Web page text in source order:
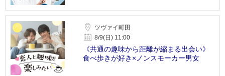
ツヴァイ町田
8/9(日) 11:00
《共通の趣味から距離が縮まる出会い》
食べ歩きが好き×ノンスモーカー男女